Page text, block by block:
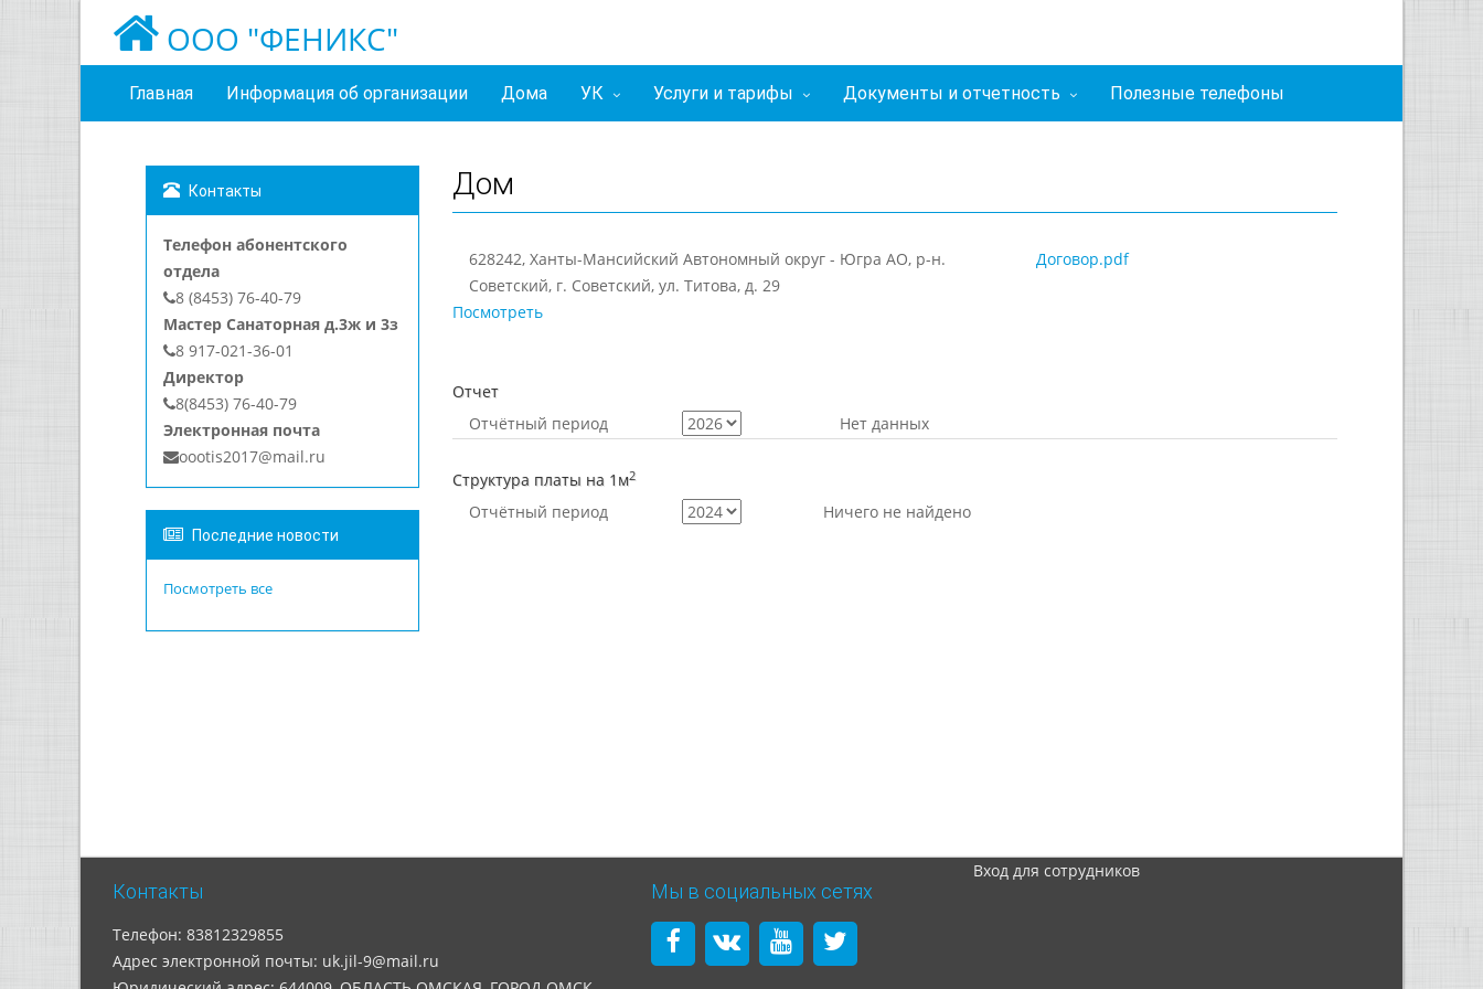
ООО "ФЕНИКС"
Главная Информация об организации Дома УК Услуги и тарифы Документы и отчетность Полезные телефоны
Дом
628242, Ханты-Мансийский Автономный округ - Югра АО, р-н.
Советский, г. Советский, ул. Титова, д. 29
Договор.pdf
Посмотреть
Отчет
Отчётный период
Нет данных
Структура платы на 1м2
Отчётный период Ничего не найдено
Контакты
Телефон абонентского
отдела
8 (8453) 76-40-79
Мастер Санаторная д.3ж и 3з
8 917-021-36-01
Директор
8(8453) 76-40-79
Электронная почта
oootis2017@mail.ru
Последние новости
Посмотреть все
Контакты
Телефон: 83812329855
Адрес электронной почты: uk.jil-9@mail.ru
Мы в социальных сетях
Вход для сотрудников